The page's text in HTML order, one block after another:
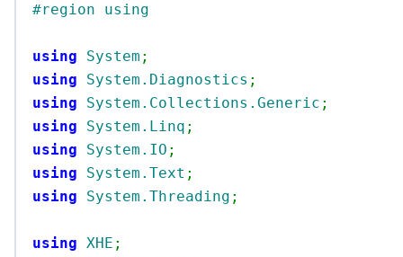
#region using
using System ;
using
System.Diagnostics ;
using
System.Collections.Generic ;
using
System.Linq ;
using
System.IO ;
using
System.Text ;
using
System.Threading ;
using XHE ;